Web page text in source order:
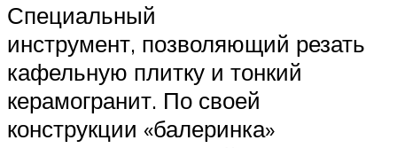
Специальный
инструмент, позволяющий резать
кафельную плитку и тонкий
керамогранит. По своей
конструкции «балеринка»